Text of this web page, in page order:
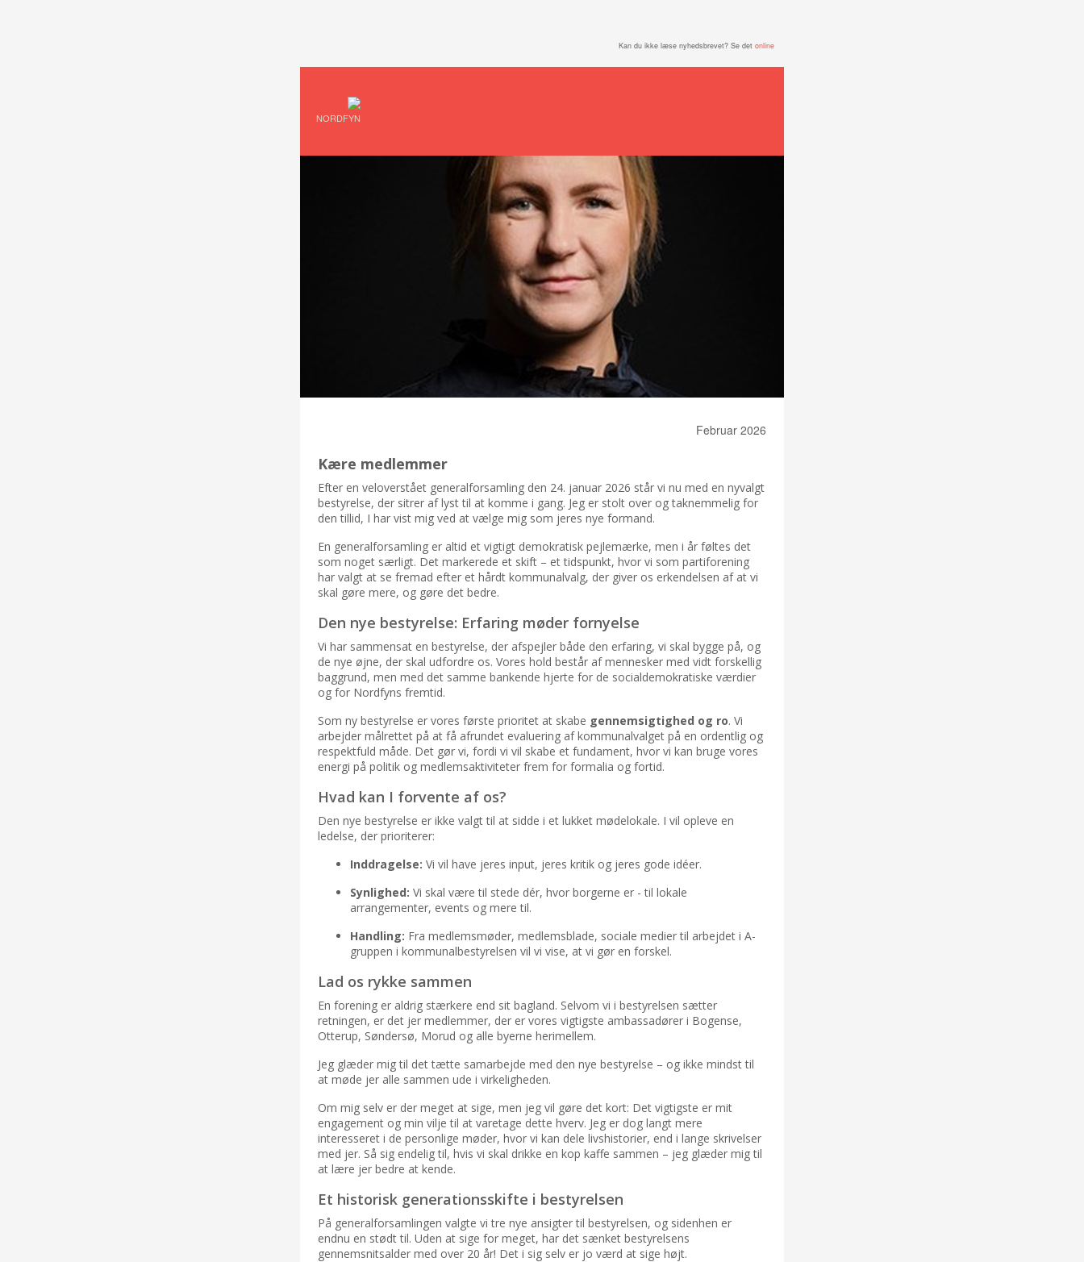
Kan du ikke læse nyhedsbrevet? Se det online
NORDFYN
Februar 2026
Kære medlemmer
Efter en veloverstået generalforsamling den 24. januar 2026 står vi nu med en nyvalgt
bestyrelse, der sitrer af lyst til at komme i gang. Jeg er stolt over og taknemmelig for
den tillid, I har vist mig ved at vælge mig som jeres nye formand.
En generalforsamling er altid et vigtigt demokratisk pejlemærke, men i år føltes det
som noget særligt. Det markerede et skift – et tidspunkt, hvor vi som partiforening
har valgt at se fremad efter et hårdt kommunalvalg, der giver os erkendelsen af at vi
skal gøre mere, og gøre det bedre.
Den nye bestyrelse: Erfaring møder fornyelse
Vi har sammensat en bestyrelse, der afspejler både den erfaring, vi skal bygge på, og
de nye øjne, der skal udfordre os. Vores hold består af mennesker med vidt forskellig
baggrund, men med det samme bankende hjerte for de socialdemokratiske værdier
og for Nordfyns fremtid.
Som ny bestyrelse er vores første prioritet at skabe gennemsigtighed og ro. Vi
arbejder målrettet på at få afrundet evaluering af kommunalvalget på en ordentlig og
respektfuld måde. Det gør vi, fordi vi vil skabe et fundament, hvor vi kan bruge vores
energi på politik og medlemsaktiviteter frem for formalia og fortid.
Hvad kan I forvente af os?
Den nye bestyrelse er ikke valgt til at sidde i et lukket mødelokale. I vil opleve en
ledelse, der prioriterer:
Inddragelse: Vi vil have jeres input, jeres kritik og jeres gode idéer.
Synlighed: Vi skal være til stede dér, hvor borgerne er - til lokale
arrangementer, events og mere til.
Handling: Fra medlemsmøder, medlemsblade, sociale medier til arbejdet i A-
gruppen i kommunalbestyrelsen vil vi vise, at vi gør en forskel.
Lad os rykke sammen
En forening er aldrig stærkere end sit bagland. Selvom vi i bestyrelsen sætter
retningen, er det jer medlemmer, der er vores vigtigste ambassadører i Bogense,
Otterup, Søndersø, Morud og alle byerne herimellem.
Jeg glæder mig til det tætte samarbejde med den nye bestyrelse – og ikke mindst til
at møde jer alle sammen ude i virkeligheden.
Om mig selv er der meget at sige, men jeg vil gøre det kort: Det vigtigste er mit
engagement og min vilje til at varetage dette hverv. Jeg er dog langt mere
interesseret i de personlige møder, hvor vi kan dele livshistorier, end i lange skrivelser
med jer. Så sig endelig til, hvis vi skal drikke en kop kaffe sammen – jeg glæder mig til
at lære jer bedre at kende.
Et historisk generationsskifte i bestyrelsen
På generalforsamlingen valgte vi tre nye ansigter til bestyrelsen, og sidenhen er
endnu en stødt til. Uden at sige for meget, har det sænket bestyrelsens
gennemsnitsalder med over 20 år! Det i sig selv er jo værd at sige højt.